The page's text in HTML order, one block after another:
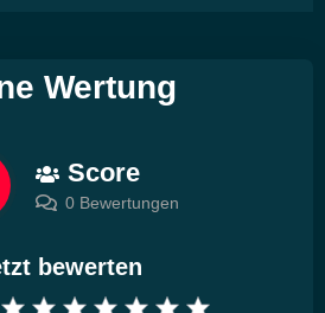
Wertung
Score
0 Bewertungen
bewerten